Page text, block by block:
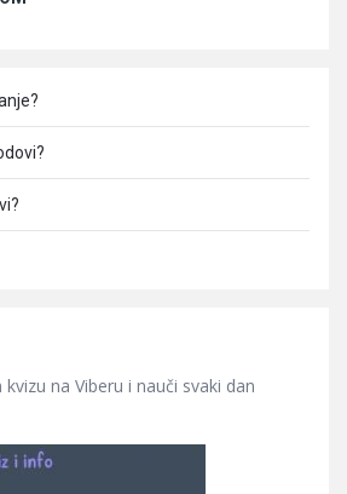
na Viberu i nauči svaki dan